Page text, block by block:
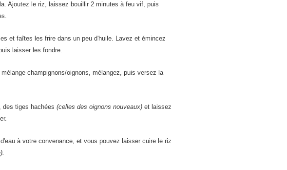
Ajoutez le riz, laissez bouillir 2 minutes à feu vif, puis
et faîtes les frire dans un peu d'huile. Lavez et émincez
laisser les fondre.
champignons/oignons, mélangez, puis versez la
des tiges hachées (celles des oignons nouveaux) et laissez
à votre convenance, et vous pouvez laisser cuire le riz